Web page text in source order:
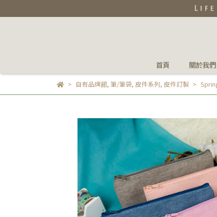
首頁 關於我們
自有品牌館, 筆/筆袋, 皮件系列, 皮件訂製